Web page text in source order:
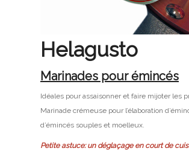
Helagusto
Marinades pour émincés
Idéales pour assaisonner et faire mijoter les
Marinade crémeuse pour l’élaboration
d’émincés souples et moelleux.
Petite astuce: un déglaçage en court de